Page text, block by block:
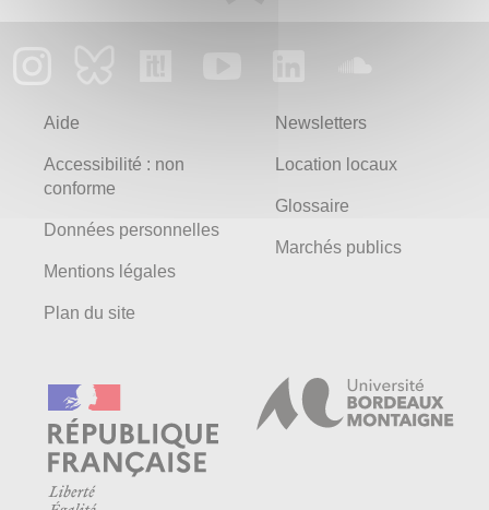
Aide
Accessibilité : non
conforme
Données personnelles
Mentions légales
Plan du site
Newsletters
Location locaux
Glossaire
Marchés publics